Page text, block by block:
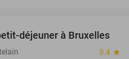
29%
déjeuner à Bruxelles
9.4 star